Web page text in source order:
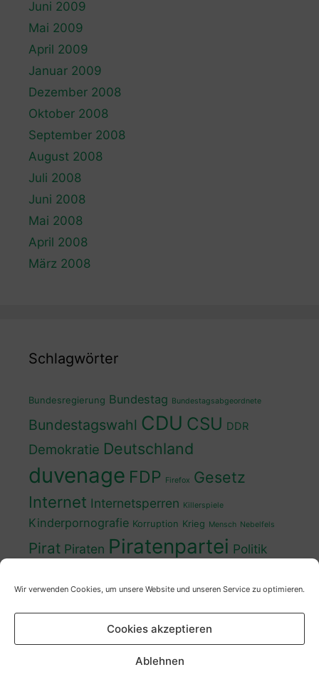
Wir verwenden Cookies, um unsere Website und unseren Service zu optimieren.
Cookies akzeptieren
Ablehnen
Juni 2009
Mai 2009
April 2009
Januar 2009
Dezember 2008
Oktober 2008
September 2008
August 2008
Juli 2008
Juni 2008
Mai 2008
April 2008
März 2008
Schlagwörter
Bundesregierung Bundestag Bundestagsabgeordnete
Bundestagswahl CDU CSU DDR
Demokratie Deutschland
duvenage FDP Firefox Gesetz
Internet Internetsperren Killerspiele
Kinderpornografie Korruption Krieg Mensch Nebelfels
Pirat Piraten Piratenpartei Politik
Wahlkampf Wahlprogramm Wähler
Zensur Zensursula Überwachung